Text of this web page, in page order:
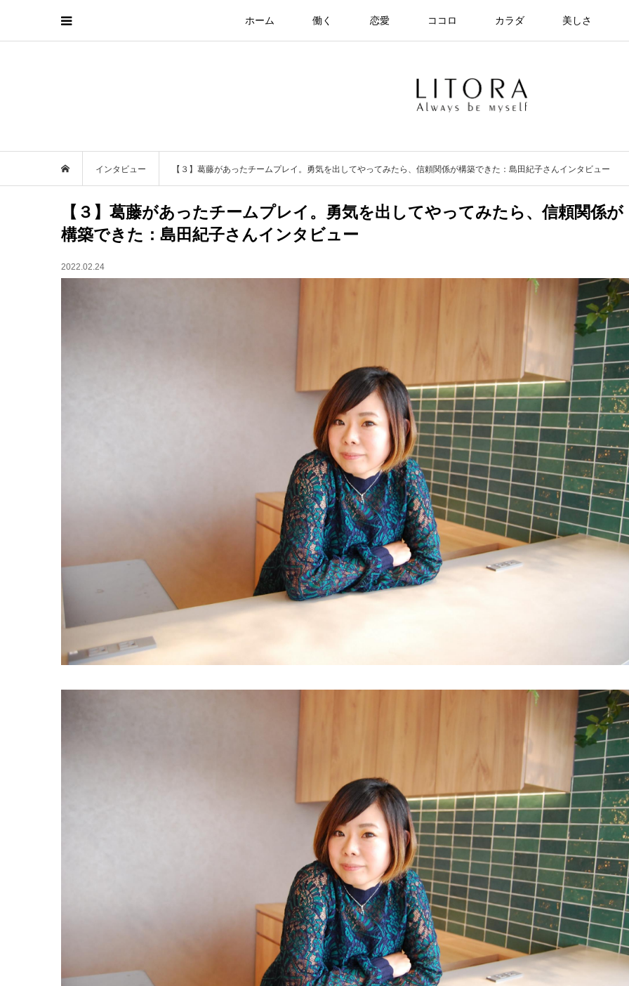
ホーム 働く 恋愛 ココロ カラダ 美しさ
インタビュー 【３】葛藤があったチームプレイ。勇気を出してやってみたら、信頼関係が構築できた：島田紀子さんインタビュー
【３】葛藤があったチームプレイ。勇気を出してやってみたら、信頼関係が
構築できた：島田紀子さんインタビュー
2022.02.24